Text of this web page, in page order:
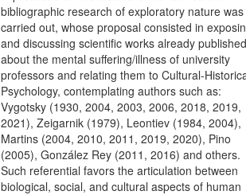
bibliographic research of exploratory nature was
carried out, whose proposal consisted in
and discussing scientific works already published
about the mental suffering/illness of university
professors and relating them to Cultural-
Psychology, contemplating authors such as:
Vygotsky (1930, 2004, 2003, 2006, 2018, 2019,
2021), Zeigarnik (1979), Leontiev (1984, 2004),
Martins (2004, 2010, 2011, 2019, 2020), Pino
(2005), González Rey (2011, 2016) and others.
Such referential favors the articulation between
biological, social, and cultural aspects of human